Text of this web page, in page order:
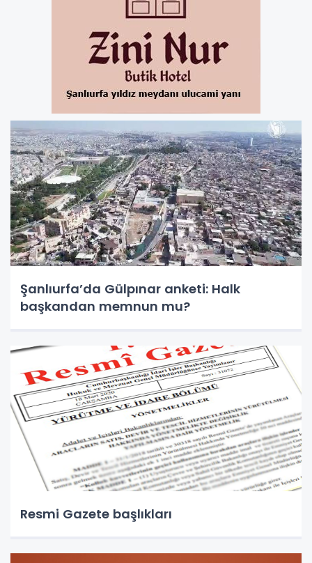
Şanlıurfa’da Gülpınar anketi: Halk
başkandan memnun mu?
Resmi Gazete başlıkları